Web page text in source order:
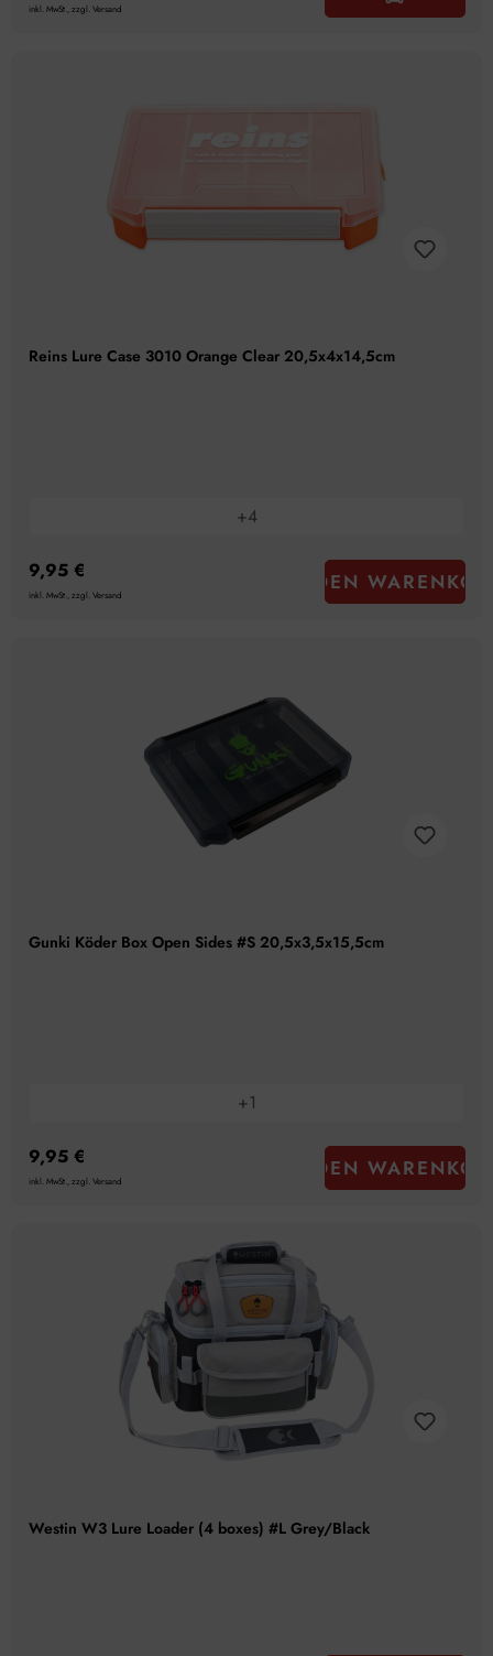
inkl. MwSt., zzgl. Versand
Reins Lure Case 3010 Orange Clear 20,5x4x14,5cm
+4
9,95 €
inkl. MwSt., zzgl. Versand IN DEN
Gunki Köder Box Open Sides #S 20,5x3,5x15,5cm
+1
9,95 €
inkl. MwSt., zzgl. Versand IN DEN
Westin W3 Lure Loader (4 boxes) #L Grey/Black